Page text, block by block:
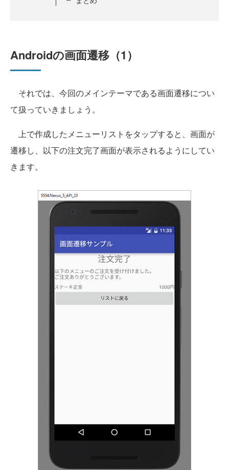
Androidの画面遷移（1）
それでは、今回のメインテーマである画面遷移につい
て扱っていきましょう。
上で作成したメニューリストをタップすると、画面が
遷移し、以下の注文完了画面が表示されるようにしてい
きます。